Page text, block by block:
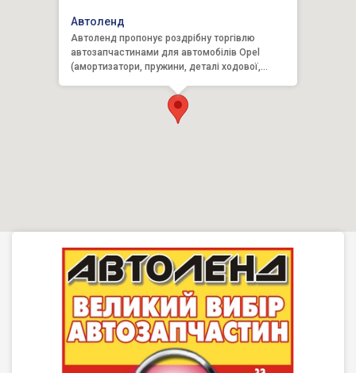
Автоленд
Автоленд пропонує роздрібну торгівлю
автозапчастинами для автомобілів Opel
(амортизатори, пружини, деталі ходової,